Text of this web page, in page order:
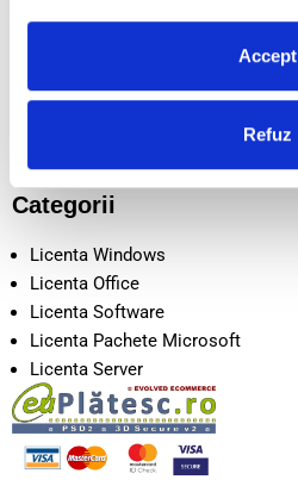
Accept
Refuz
Intrebari frecvente
Categorii
Licenta Windows
Licenta Office
Licenta Software
Licenta Pachete Microsoft
Licenta Server